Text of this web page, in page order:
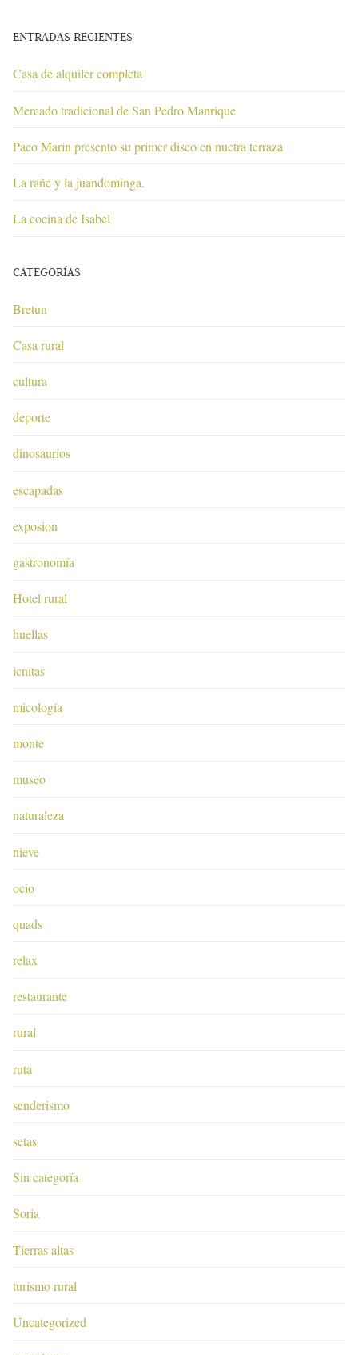
ENTRADAS RECIENTES
Casa de alquiler completa
Mercado tradicional de San Pedro Manrique
Paco Marin presento su primer disco en nuetra terraza
La rañe y la juandominga.
La cocina de Isabel
CATEGORÍAS
Bretun
Casa rural
cultura
deporte
dinosaurios
escapadas
exposion
gastronomía
Hotel rural
huellas
icnitas
micología
monte
museo
naturaleza
nieve
ocio
quads
relax
restaurante
rural
ruta
senderismo
setas
Sin categoría
Soria
Tierras altas
turismo rural
Uncategorized